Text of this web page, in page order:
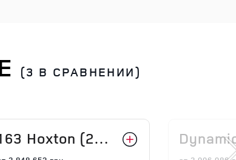
(3 В СРАВНЕНИИ)
163 Hoxton (26.75 MY) Dynamic SE